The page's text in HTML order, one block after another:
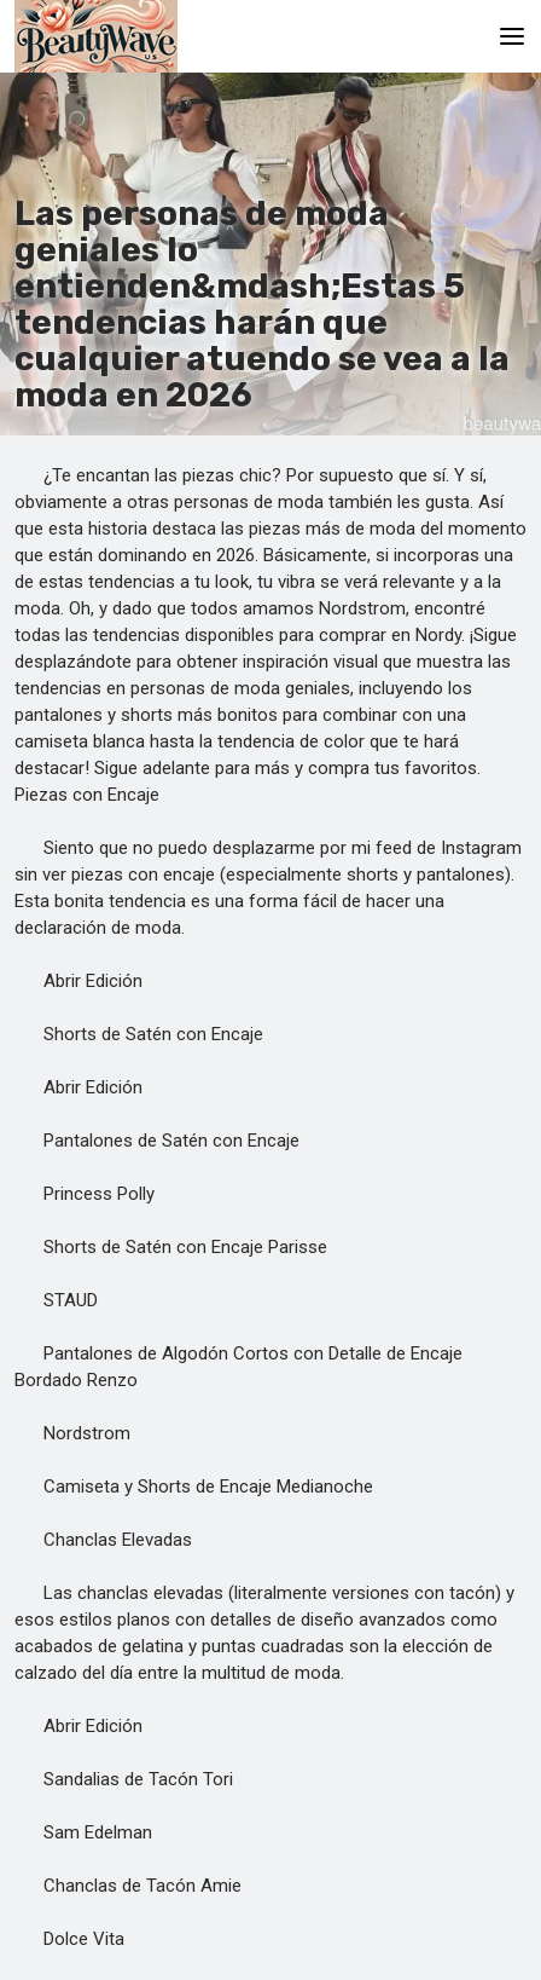
Principal
En
Es
Ru
It
De
Las personas de moda
geniales lo
entienden&mdash;Estas 5
tendencias harán que
cualquier atuendo se vea a la
moda en 2026
¿Te encantan las piezas chic? Por supuesto que sí. Y sí,
obviamente a otras personas de moda también les gusta. Así
que esta historia destaca las piezas más de moda del momento
que están dominando en 2026. Básicamente, si incorporas una
de estas tendencias a tu look, tu vibra se verá relevante y a la
moda. Oh, y dado que todos amamos Nordstrom, encontré
todas las tendencias disponibles para comprar en Nordy. ¡Sigue
desplazándote para obtener inspiración visual que muestra las
tendencias en personas de moda geniales, incluyendo los
pantalones y shorts más bonitos para combinar con una
camiseta blanca hasta la tendencia de color que te hará
destacar! Sigue adelante para más y compra tus favoritos.
Piezas con Encaje
Siento que no puedo desplazarme por mi feed de Instagram
sin ver piezas con encaje (especialmente shorts y pantalones).
Esta bonita tendencia es una forma fácil de hacer una
declaración de moda.
Abrir Edición
Shorts de Satén con Encaje
Abrir Edición
Pantalones de Satén con Encaje
Princess Polly
Shorts de Satén con Encaje Parisse
STAUD
Pantalones de Algodón Cortos con Detalle de Encaje
Bordado Renzo
Nordstrom
Camiseta y Shorts de Encaje Medianoche
Chanclas Elevadas
Las chanclas elevadas (literalmente versiones con tacón) y
esos estilos planos con detalles de diseño avanzados como
acabados de gelatina y puntas cuadradas son la elección de
calzado del día entre la multitud de moda.
Abrir Edición
Sandalias de Tacón Tori
Sam Edelman
Chanclas de Tacón Amie
Dolce Vita